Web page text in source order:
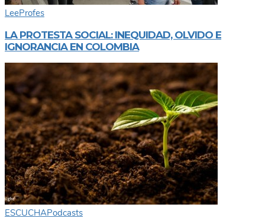
LeeProfes
LA PROTESTA SOCIAL: INEQUIDAD, OLVIDO E
IGNORANCIA EN COLOMBIA
ESCUCHAPodcasts